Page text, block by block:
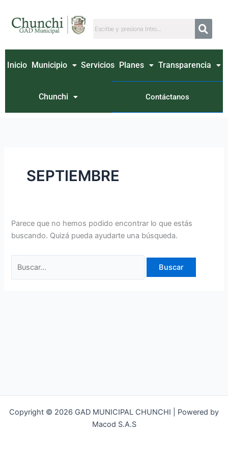
contenido
Inicio Municipio Servicios Planes Transparencia
Chunchi Contáctanos
SEPTIEMBRE
Parece que no hemos podido encontrar lo que estás
buscando. Quizá pueda ayudarte una búsqueda.
por:
Copyright © 2026 GAD MUNICIPAL CHUNCHI | Powered by
Macod S.A.S